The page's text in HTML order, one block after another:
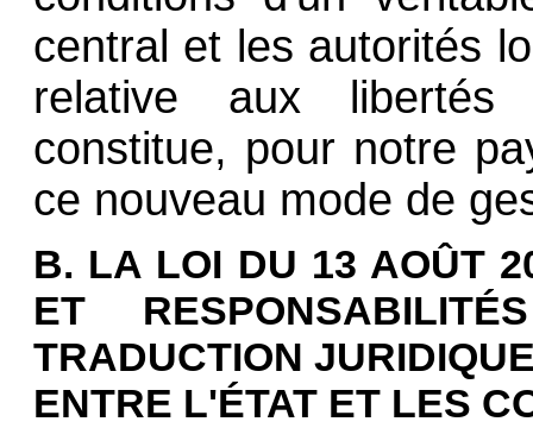
central et les autorités
relative aux libertés
constitue, pour notre
ce nouveau mode de
B. LA LOI DU 13 AOÛT
ET
TRADUCTION
ENTRE L'ÉTAT ET LES